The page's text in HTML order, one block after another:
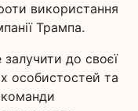
використання
Трампа.
до своєї
особистостей та